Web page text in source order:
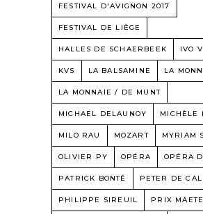
FESTIVAL D'AVIGNON 2017
FESTIVAL DE LIÈGE
HALLES DE SCHAERBEEK IVO
KVS LA BALSAMINE LA
LA MONNAIE / DE MUNT
MICHAEL DELAUNOY MICHÈLE
MILO RAU MOZART MYRIAM
OLIVIER PY OPÉRA OPÉRA
PATRICK BONTÉ PETER DE
PHILIPPE SIREUIL PRIX